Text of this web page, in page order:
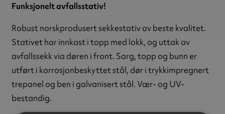
Funksjonelt avfallsstativ!
Robust norskprodusert sekkestativ av beste kvalitet.
Stativet har innkast i topp med lokk, og uttak av
avfallssekk via døren i front. Sarg, topp og bunn er
utført i korrosjonbeskyttet stål, dør i trykkimpregnert
trepanel og ben i galvanisert stål. Vær- og UV-
bestandig.